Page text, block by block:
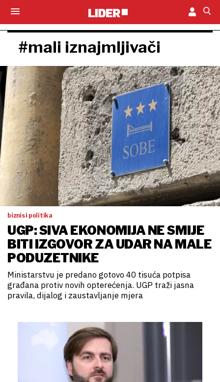
#mali iznajmljivači
biznis i politika
UGP: SIVA EKONOMIJA NE SMIJE
BITI IZGOVOR ZA UDAR NA MALE
PODUZETNIKE
Ministarstvu je predano gotovo 40 tisuća potpisa
građana protiv novih opterećenja. UGP traži jasna
pravila, dijalog i zaustavljanje mjera